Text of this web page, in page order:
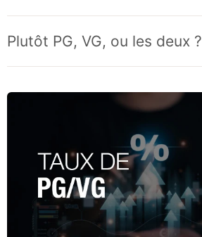
Plutôt PG, VG, ou les deux ?